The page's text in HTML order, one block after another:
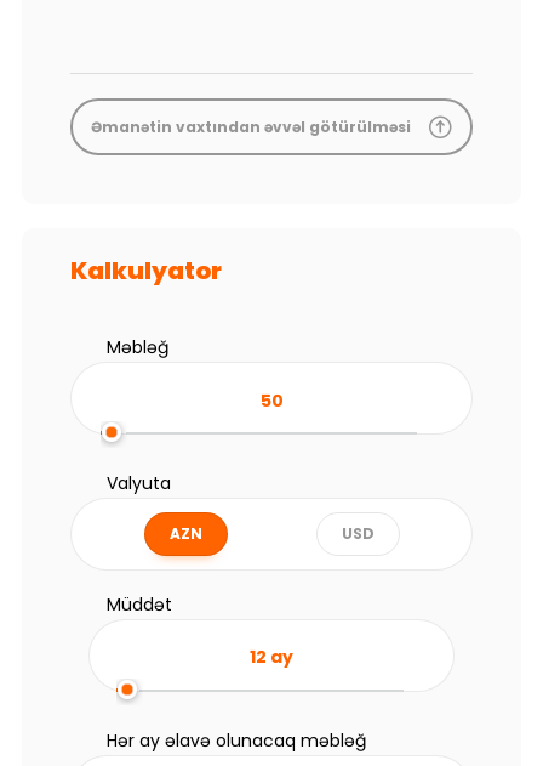
Əmanətin vaxtından əvvəl götürülməsi
Kalkulyator
Məbləğ
Valyuta
AZN USD
Müddət
12 ay
Hər ay əlavə olunacaq məbləğ